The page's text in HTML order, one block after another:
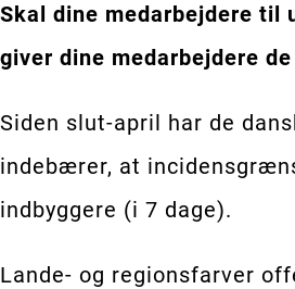
Skal dine medarbejdere til
giver dine medarbejdere
Siden slut-april har de
indebærer, at
indbyggere (i 7 dage).
Lande- og regionsfarver